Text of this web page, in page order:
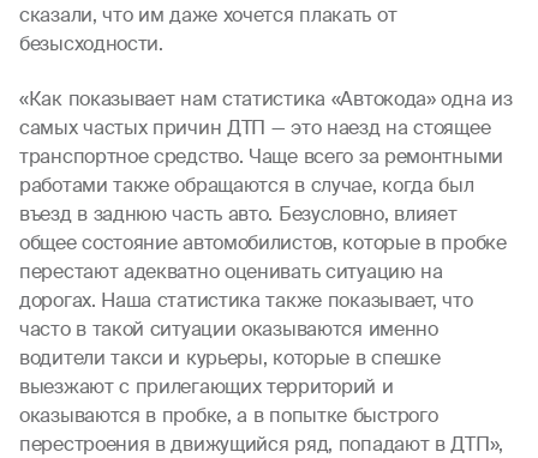
сказали, что им даже хочется плакать от
безысходности.
«Как показывает нам статистика «Автокода» одна из
самых частых причин ДТП — это наезд на стоящее
транспортное средство. Чаще всего за ремонтными
работами также обращаются в случае, когда был
въезд в заднюю часть авто. Безусловно, влияет
общее состояние автомобилистов, которые в пробке
перестают адекватно оценивать ситуацию на
дорогах. Наша статистика также показывает, что
часто в такой ситуации оказываются именно
водители такси и курьеры, которые в спешке
выезжают с прилегающих территорий и
оказываются в пробке, а в попытке быстрого
перестроения в движущийся ряд, попадают в ДТП»,